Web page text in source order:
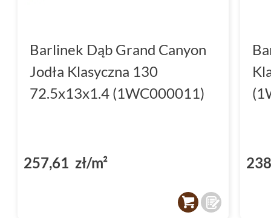
Barlinek Dąb Grand Canyon
Jodła Klasyczna 130
72.5x13x1.4 (1WC000011)
257,61 zł/m²